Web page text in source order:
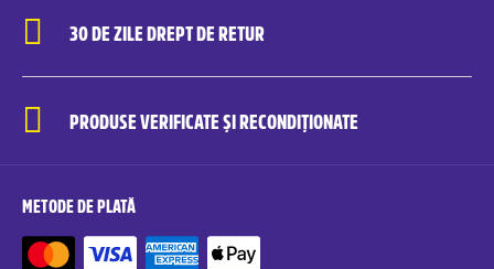
30 DE ZILE DREPT DE RETUR
PRODUSE VERIFICATE ȘI RECONDIȚIONATE
METODE DE PLATĂ